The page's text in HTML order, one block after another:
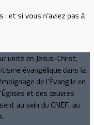
et si vous n’aviez pas à
unité en Jésus-Christ,
évangélique dans la
de l’Évangile en
et des œuvres
au sein du CNEF, au